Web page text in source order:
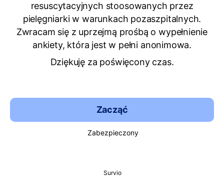
resuscytacyjnych stoosowanych przez
pielęgniarki w warunkach pozaszpitalnych.
Zwracam się z uprzejmą prośbą o wypełnienie
ankiety, która jest w pełni anonimowa.
Dziękuję za poświęcony czas.
Zacząć
Zabezpieczony
Survio